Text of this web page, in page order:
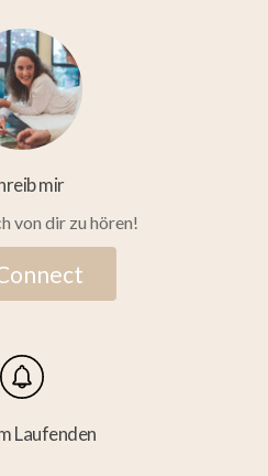
mir
von dir zu hören!
onnect
Laufenden